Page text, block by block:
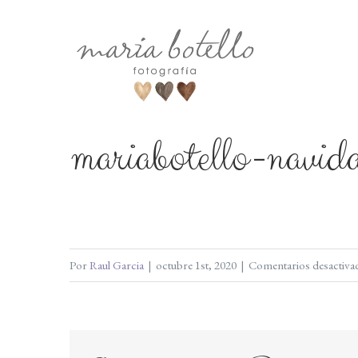
mariabotello-
PorRaul Garcia | octubre 1st, 2020 | Comentarios